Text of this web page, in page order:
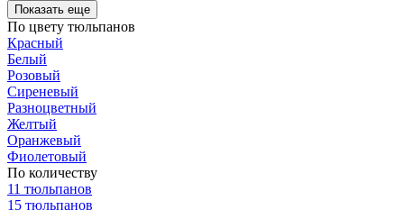
Показать еще
По цвету тюльпанов
Красный
Белый
Розовый
Сиреневый
Разноцветный
Желтый
Оранжевый
Фиолетовый
По количеству
11 тюльпанов
15 тюльпанов